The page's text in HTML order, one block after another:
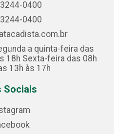
0400
0400
a quinta-feira das
18h Sexta-feira das 08h
13h às 17h
Sociais